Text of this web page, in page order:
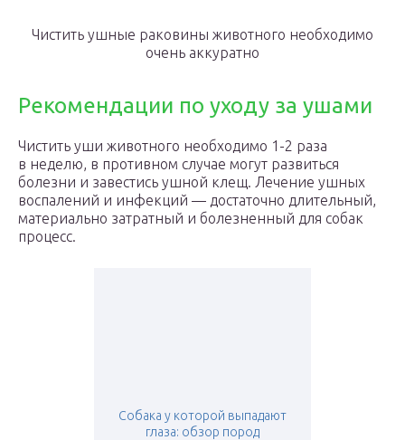
Чистить ушные раковины животного необходимо
очень аккуратно
Рекомендации по уходу за ушами
Чистить уши животного необходимо 1-2 раза
в неделю, в противном случае могут развиться
болезни и завестись ушной клещ. Лечение ушных
воспалений и инфекций — достаточно длительный,
материально затратный и болезненный для собак
процесс.
Собака у которой выпадают
глаза: обзор пород